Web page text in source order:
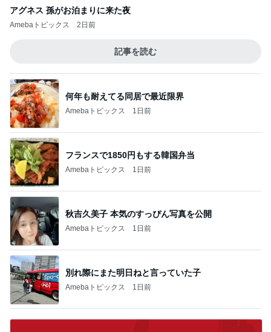
アグネス 孫がお泊まりに来た夜
Amebaトピックス 2日前
記事を読む
何年も耐えてる同居で最近限界
Amebaトピックス 1日前
フランスで1850円もする韓国弁当
Amebaトピックス 1日前
秋吉久美子 本気のすっぴん写真を公開
Amebaトピックス 1日前
別れ際にまた明日ねと言っていた子
Amebaトピックス 1日前